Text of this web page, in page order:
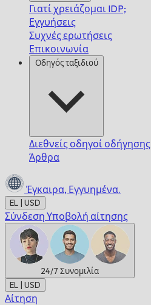
Γιατί χρειάζομαι IDP;
Εγγυήσεις
Συχνές ερωτήσεις
Επικοινωνία
Οδηγός ταξιδιού
Διεθνείς οδηγοί οδήγησης
Άρθρα
Έγκαιρα, Εγγυημένα.
EL | USD
Σύνδεση Υποβολή αίτησης
24/7 Συνομιλία
EL | USD
Αίτηση